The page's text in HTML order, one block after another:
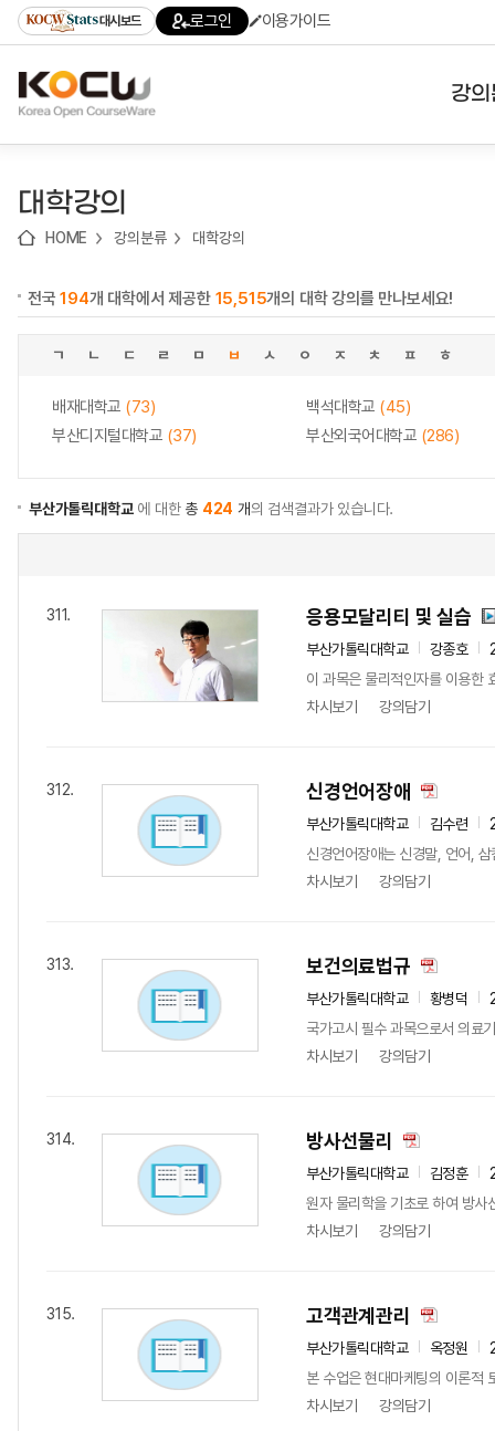
기
기
기
content)
가
대시보드 로그인 이용가이드
강
대학강의
HOME 강의분류 대학강의
전국194개 대학에서 제공한 15,515개의 대학 강의를 만나보세요!
ㄱ ㄴ ㄷ ㄹ ㅁ ㅂ ㅅ ㅇ ㅈ ㅊ ㅍ ㅎ
배재대학교 (73) 백석대학교 (45)
부산디지털대학교 (37) 부산외국어대학교 (286)
부산가톨릭대학교에 대한총 424 개의 검색결과가 있습니다.
311. 응용모달리티 및 실습
부산가톨릭대학교 강종호
이 과목은 물리적인자를 이용한
차시보기
강의담기
312. 신경언어장애
부산가톨릭대학교 김수련
신경언어장애는 신경말, 언어,
차시보기
강의담기
313. 보건의료법규
부산가톨릭대학교 황병덕
국가고시 필수 과목으로서 의료
차시보기
강의담기
314. 방사선물리
부산가톨릭대학교 김정훈
원자 물리학을 기초로 하여 방사
차시보기
강의담기
315. 고객관계관리
부산가톨릭대학교 옥정원
본 수업은 현대마케팅의 이론적
차시보기
강의담기